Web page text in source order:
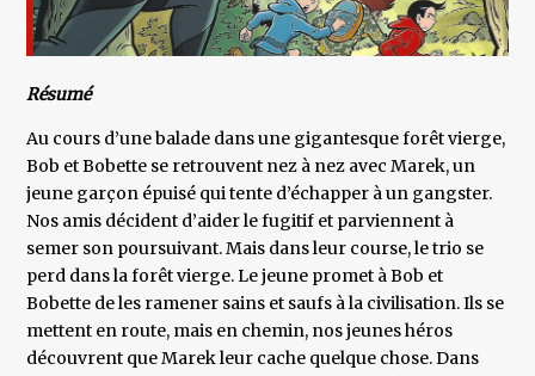
Résumé
Au cours d’une balade dans une gigantesque forêt vierge,
Bob et Bobette se retrouvent nez à nez avec Marek, un
jeune garçon épuisé qui tente d’échapper à un gangster.
Nos amis décident d’aider le fugitif et parviennent à
semer son poursuivant. Mais dans leur course, le trio se
perd dans la forêt vierge. Le jeune promet à Bob et
Bobette de les ramener sains et saufs à la civilisation. Ils se
mettent en route, mais en chemin, nos jeunes héros
découvrent que Marek leur cache quelque chose. Dans